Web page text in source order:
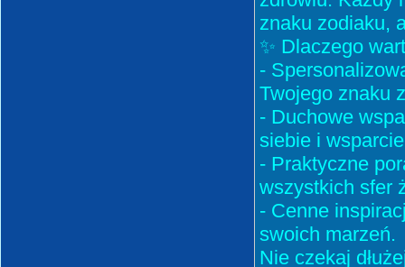
znaku zodiaku,
✨ Dlaczego
-
Twojego znaku
- Duchowe
siebie i
- Praktyczne
wszystkich sfer
- Cenne
swoich marzeń.
Nie czekaj